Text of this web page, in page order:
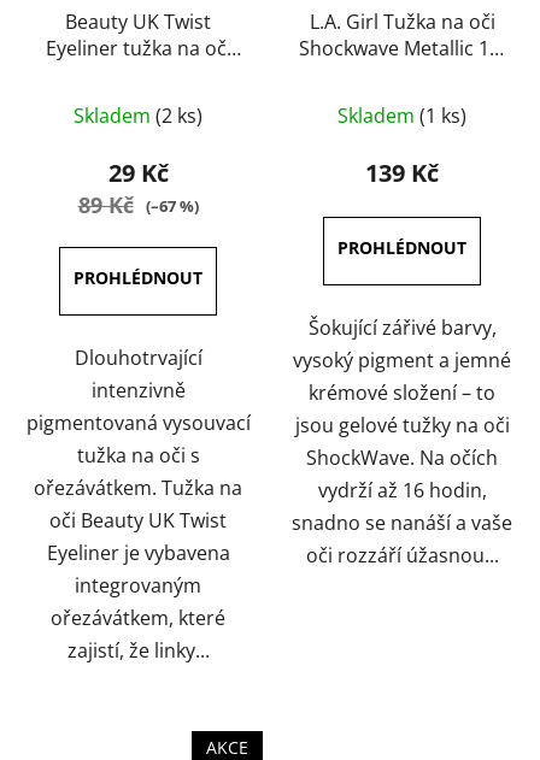
Beauty UK Twist
Eyeliner tužka na oči
hodnocení
produktu
5
hvězdiček.
Skladem (2 ks)
29 Kč
89 Kč (–67 %)
Dlouhotrvající
intenzivně
pigmentovaná vysouvací
tužka na oči s
ořezávátkem. Tužka na
oči Beauty UK Twist
Eyeliner je vybavena
integrovaným
ořezávátkem, které
zajistí, že linky...
L.A. Girl Tužka na oči
Shockwave Metallic 1,2
hodnocení
produktu
5,0
z
5
hvězdiček.
Skladem (1 ks)
139 Kč
Šokující zářivé barvy,
vysoký pigment a jemné
krémové složení – to
jsou gelové tužky na oči
ShockWave. Na očích
vydrží až 16 hodin,
snadno se nanáší a vaše
oči rozzáří úžasnou...
AKCE